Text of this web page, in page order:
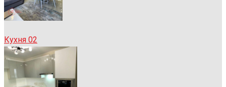
Кухня 02